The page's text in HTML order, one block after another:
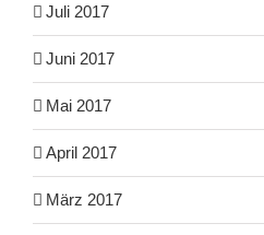
Juli 2017
Juni 2017
Mai 2017
April 2017
März 2017